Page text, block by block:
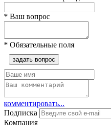
* Ваш вопрос
* Обязательные поля
задать вопрос
комментировать...
Подписка
Компания